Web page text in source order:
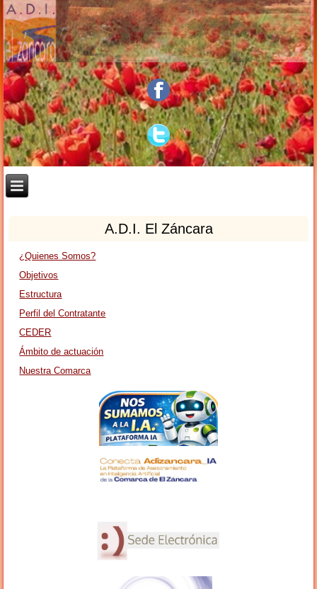
A.D.I. El Záncara
¿Quienes Somos?
Objetivos
Estructura
Perfil del Contratante
CEDER
Ámbito de actuación
Nuestra Comarca